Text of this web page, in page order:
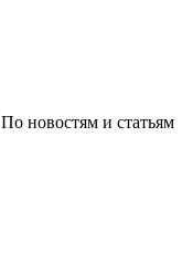
По новостям и статьям